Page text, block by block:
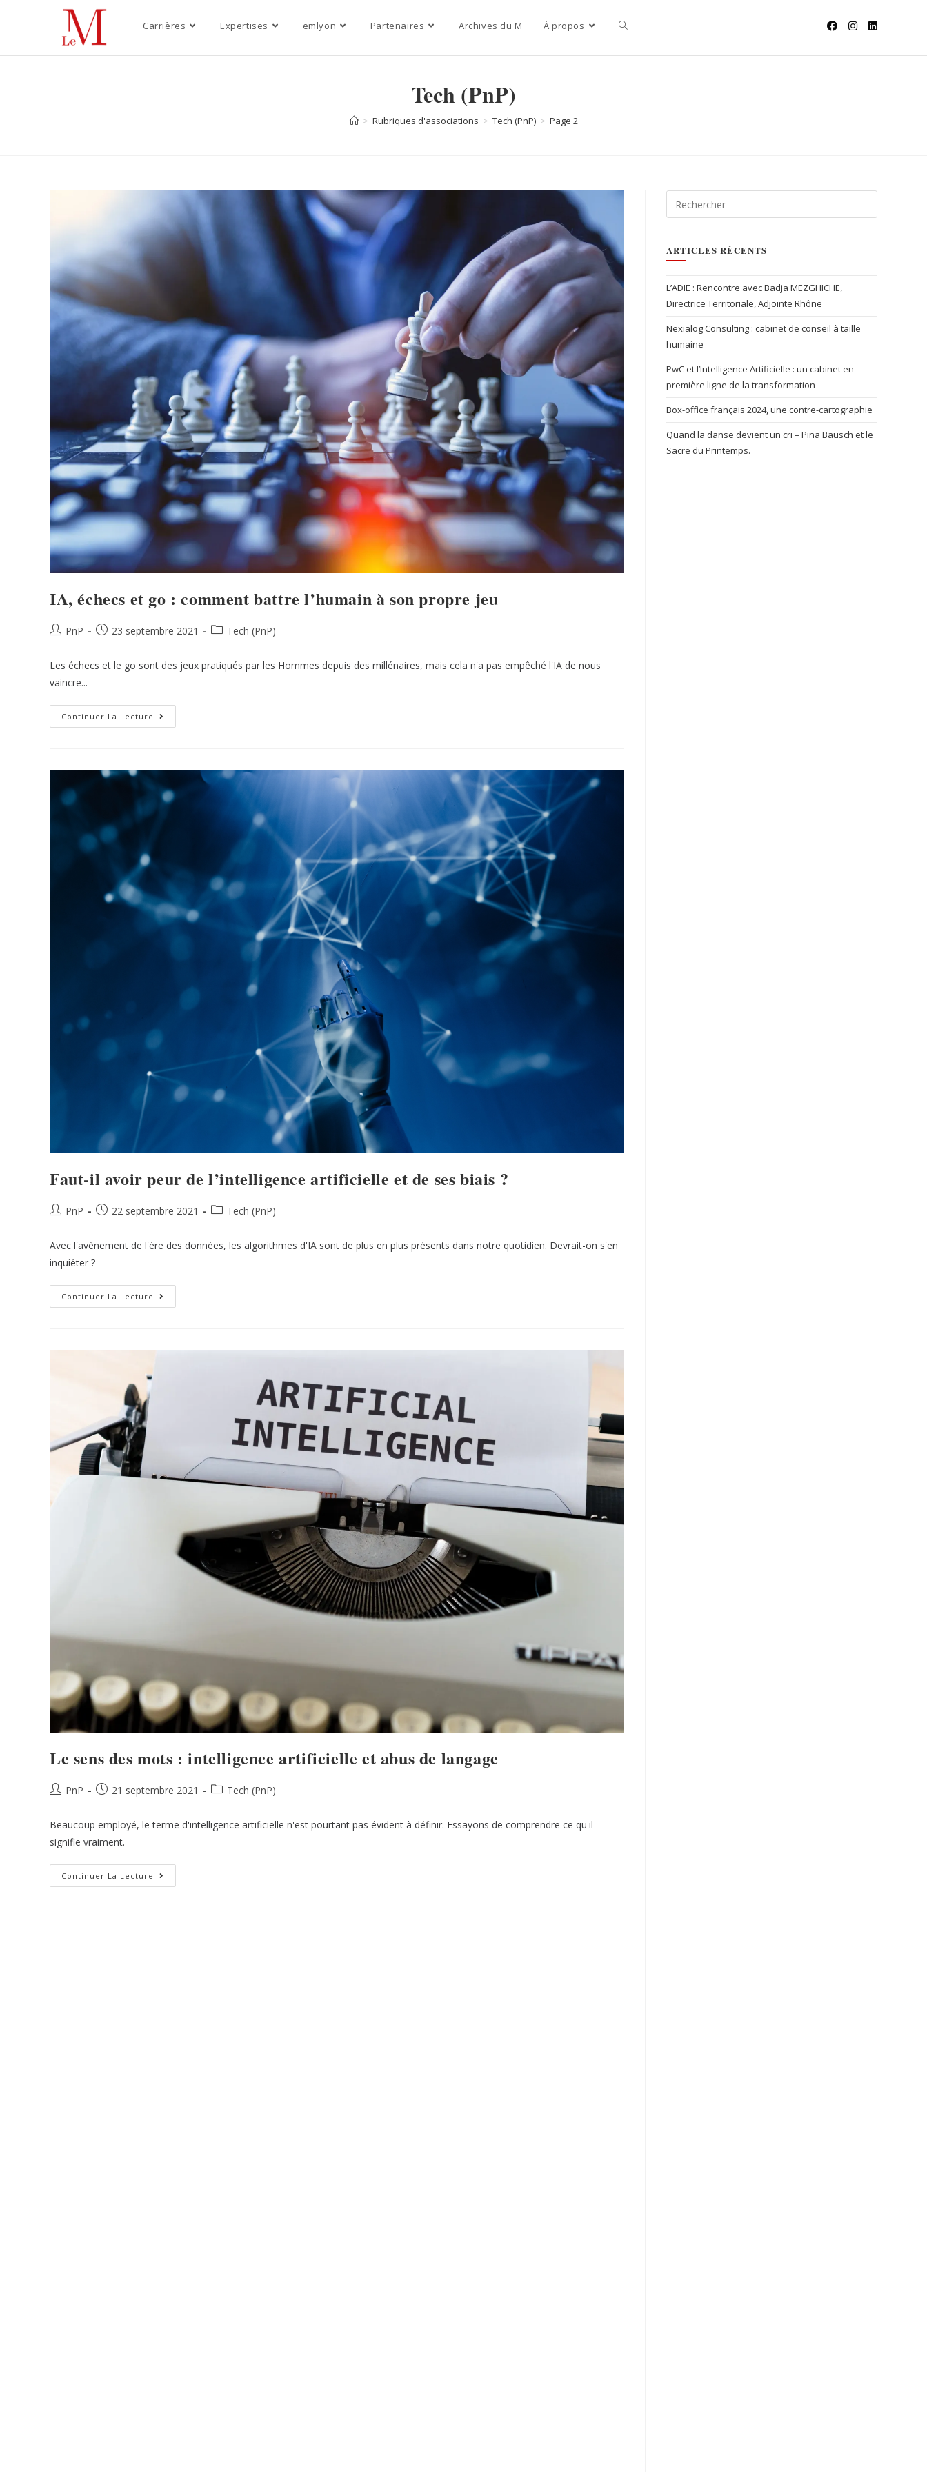
Carrières Expertises emlyon Partenaires Archives du M À propos
Tech (PnP)
> Rubriques d'associations > Tech (PnP) > Page 2
IA, échecs et go : comment battre l’humain à son propre jeu
PnP 23 septembre 2021 Tech (PnP)
Les échecs et le go sont des jeux pratiqués par les Hommes depuis des millénaires, mais cela n'a pas empêché l'IA de nous
vaincre...
Continuer La Lecture
Faut-il avoir peur de l’intelligence artificielle et de ses biais ?
PnP 22 septembre 2021 Tech (PnP)
Avec l'avènement de l'ère des données, les algorithmes d'IA sont de plus en plus présents dans notre quotidien. Devrait-on s'en
inquiéter ?
Continuer La Lecture
Le sens des mots : intelligence artificielle et abus de langage
PnP 21 septembre 2021 Tech (PnP)
Beaucoup employé, le terme d'intelligence artificielle n'est pourtant pas évident à définir. Essayons de comprendre ce qu'il
signifie vraiment.
Continuer La Lecture
ARTICLES RÉCENTS
L’ADIE : Rencontre avec Badja MEZGHICHE,
Directrice Territoriale, Adjointe Rhône
Nexialog Consulting : cabinet de conseil à taille
humaine
PwC et l’Intelligence Artificielle : un cabinet en
première ligne de la transformation
Box-office français 2024, une contre-cartographie
Quand la danse devient un cri – Pina Bausch et le
Sacre du Printemps.